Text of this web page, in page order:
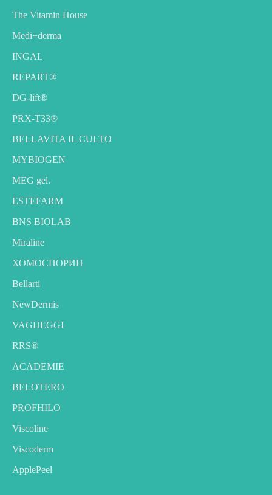
The Vitamin House
Medi+derma
INGAL
REPART®
DG-lift®️
PRX-T33®
BELLAVITA IL CULTO
MYBIOGEN
MEG gel.
ESTEFARM
BNS BIOLAB
Miraline
ХОМОСПОРИН
Bellarti
NewDermis
VAGHEGGI
RRS®
ACADEMIE
BELOTERO
PROFHILO
Viscoline
Viscoderm
ApplePeel